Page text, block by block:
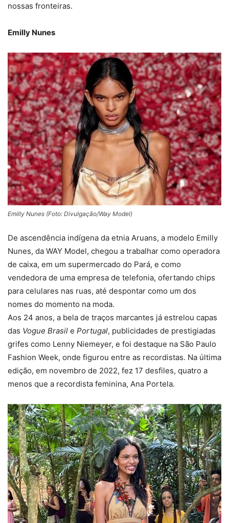
nossas fronteiras.
Emilly Nunes
Emilly Nunes (Foto: Divulgação/Way Model)
De ascendência indígena da etnia Aruans, a modelo Emilly
Nunes, da WAY Model, chegou a trabalhar como operadora
de caixa, em um supermercado do Pará, e como
vendedora de uma empresa de telefonia, ofertando chips
para celulares nas ruas, até despontar como um dos
nomes do momento na moda.
Aos 24 anos, a bela de traços marcantes já estrelou capas
das Vogue Brasil e Portugal, publicidades de prestigiadas
grifes como Lenny Niemeyer, e foi destaque na São Paulo
Fashion Week, onde figurou entre as recordistas. Na última
edição, em novembro de 2022, fez 17 desfiles, quatro a
menos que a recordista feminina, Ana Portela.